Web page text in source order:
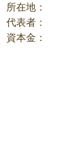
所在地：
代表者：
​資本金：